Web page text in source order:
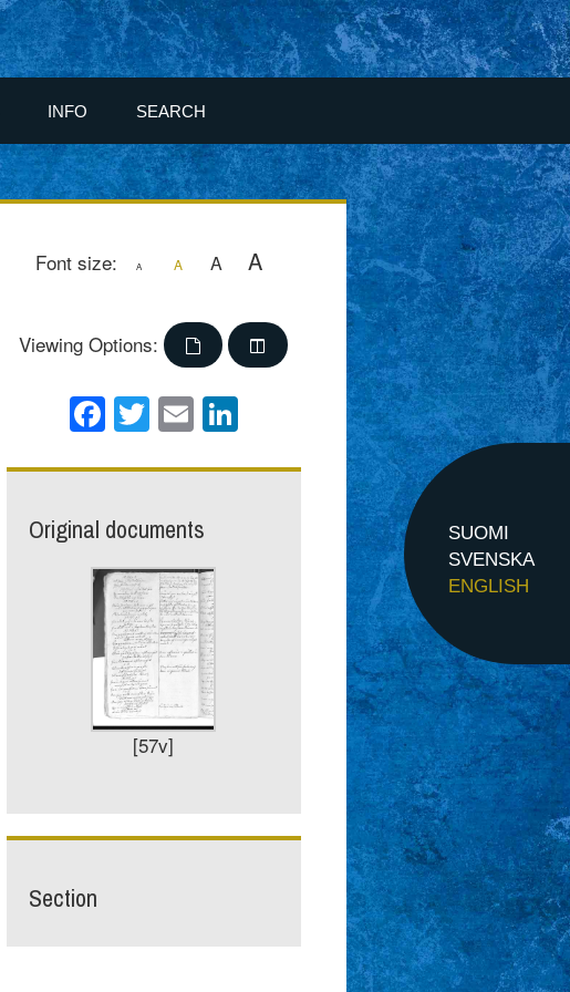
INFO SEARCH
SUOMI
SVENSKA
ENGLISH
Font size: A A A A
Viewing Options:
Facebook
Twitter
EmailLinkedIn
Original documents
[57v]
Section